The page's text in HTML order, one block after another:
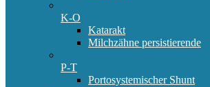
K-O
Katarakt
Milchzähne persistierende
P-T
Portosystemischer Shunt